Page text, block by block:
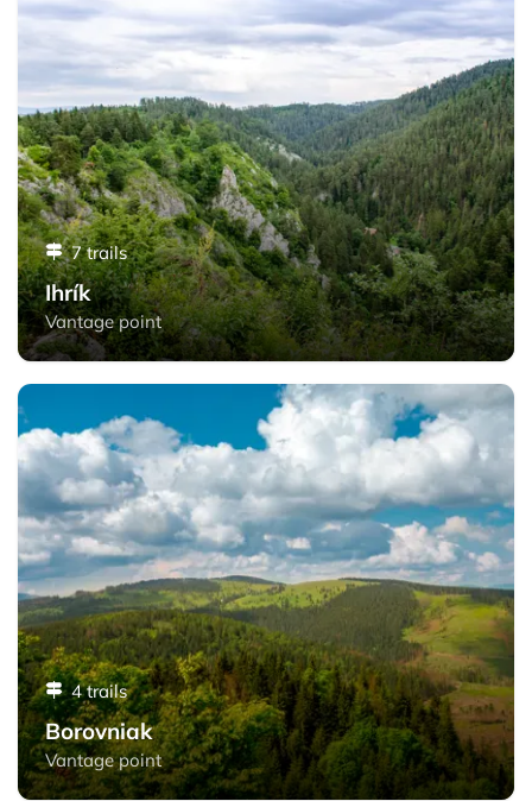
7 trails
Ihrík
Vantage point
Borovniak - Slovak Paradise
4 trails
Borovniak
Vantage point